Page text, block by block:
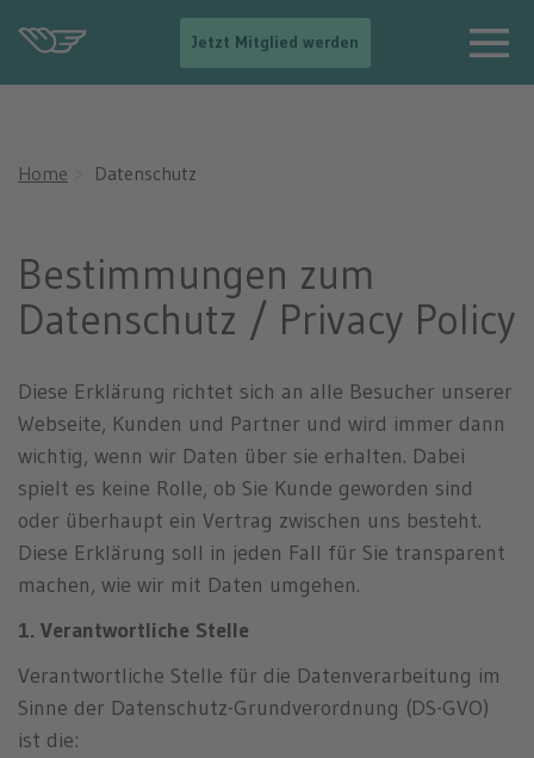
Jetzt Mitglied werden
-
-
>
n
e
b
l
d
e
Datenschutz
Home Datenschutz
Bestimmungen zum
Datenschutz / Privacy Policy
Diese Erklärung richtet sich an alle Besucher unserer
Webseite, Kunden und Partner und wird immer dann
wichtig, wenn wir Daten über sie erhalten. Dabei
spielt es keine Rolle, ob Sie Kunde geworden sind
oder überhaupt ein Vertrag zwischen uns besteht.
Diese Erklärung soll in jeden Fall für Sie transparent
machen, wie wir mit Daten umgehen.
1. Verantwortliche Stelle
Verantwortliche Stelle für die Datenverarbeitung im
Sinne der Datenschutz-Grundverordnung (DS-GVO)
ist die: